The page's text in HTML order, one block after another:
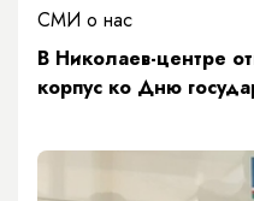
СМИ о нас
В Николаев-центре
корпус ко Дню